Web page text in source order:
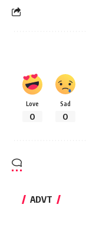
Love
0
Sad
0
ADVT